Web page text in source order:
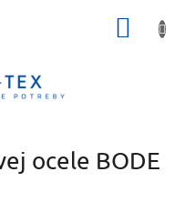
ocele BODE